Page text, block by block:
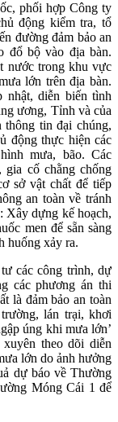
phối hợp Công ty
động kiểm tra, tổ
đường đảm bảo an
đổ bộ vào địa bàn.
nước trong khu vực
lớn trên địa bàn.
nhật, diễn biến tình
ương, Tỉnh và của
thông tin đại chúng,
động thực hiện các
mưa, bão. Các
gia cố chằng chống
sở vật chất để tiếp
an toàn về tránh
Xây dựng kế hoạch,
men để sẵn sàng
huống xảy ra.
các công trình, dự
các phương án thi
là đảm bảo an toàn
lán trại, khơi
úng khi mưa lớn’
theo dõi diễn
lớn do ảnh hưởng
dự báo về Thường
Móng Cái 1 để